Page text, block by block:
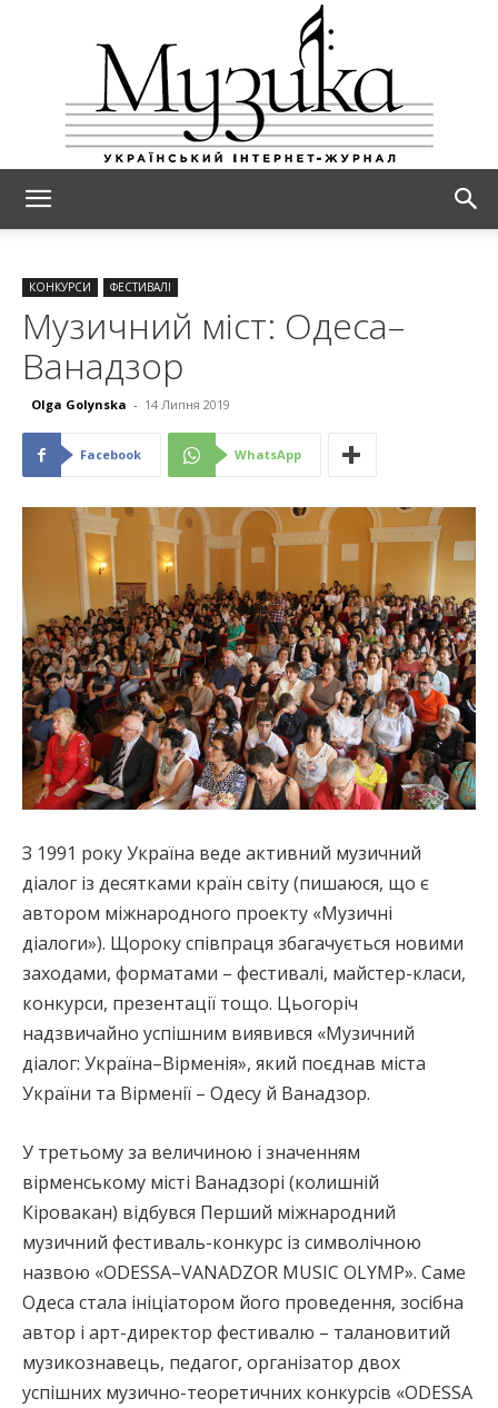
КОНКУРСИ ФЕСТИВАЛІ
Музичний міст: Одеса–
Ванадзор
Olga Golynska - 14 Липня 2019
Facebook WhatsApp
З 1991 року Україна веде активний музичний
діалог із десятками країн світу (пишаюся, що є
автором міжнародного проекту «Музичні
діалоги»). Щороку співпраця збагачується новими
заходами, форматами – фестивалі, майстер-класи,
конкурси, презентації тощо. Цьогоріч
надзвичайно успішним виявився «Музичний
діалог: Україна–Вірменія», який поєднав міста
України та Вірменії – Одесу й Ванадзор.
У третьому за величиною і значенням
вірменському місті Ванадзорі (колишній
Кіровакан) відбувся Перший міжнародний
музичний фестиваль-конкурс із символічною
назвою «ODESSA–VANADZOR MUSIC OLYMP». Саме
Одеса стала ініціатором його проведення, зосібна
автор і арт-директор фестивалю – талановитий
музикознавець, педагог, організатор двох
успішних музично-теоретичних конкурсів «ODESSA